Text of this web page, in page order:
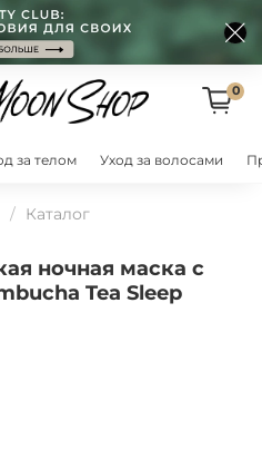
0
за телом Уход за волосами
Каталог
ночная маска с
Tea Sleep